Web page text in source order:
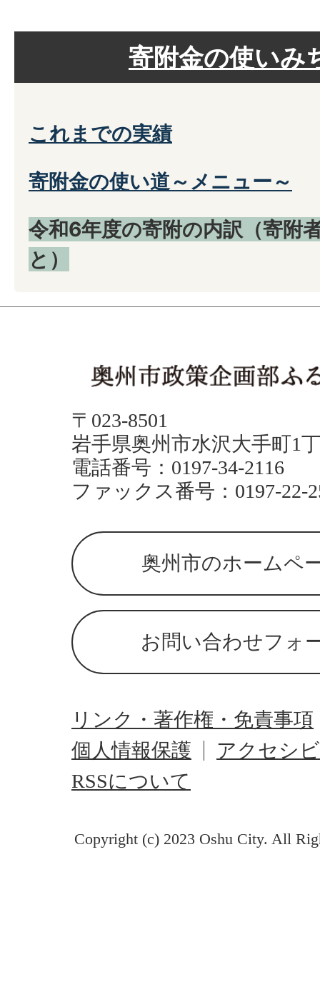
寄附金の使いみ
これまでの実績
寄附金の使い道～メニュー～
令和6年度の寄附の内訳（寄附
と）
〒023-8501
岩手県奥州市水沢大手町1
電話番号：0197-34-2116
ファックス番号：0197-22-
奥州市のホームペ
お問い合わせフォ
リンク・著作権・免責事項
個人情報保護
アクセシ
RSSについて
Copyright (c) 2023 Oshu City. All